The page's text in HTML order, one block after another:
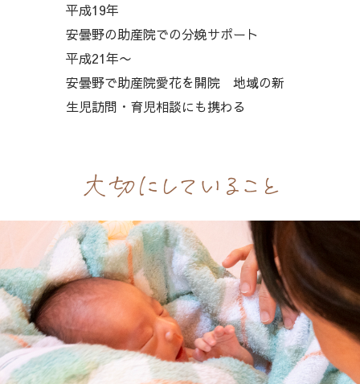
平成19年
安曇野の助産院での分娩サポート
平成21年〜
安曇野で助産院愛花を開院 地域の新
生児訪問・育児相談にも携わる
大切にしていること